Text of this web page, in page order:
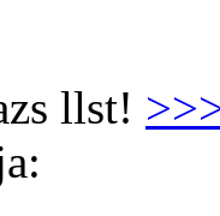
llst!